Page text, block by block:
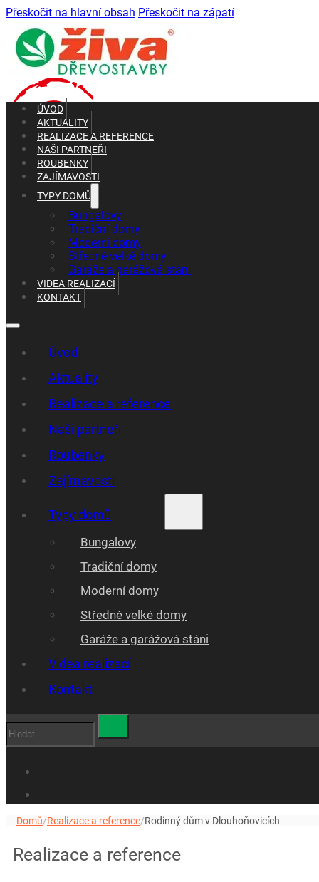
Přeskočit na hlavní obsah Přeskočit na zápatí
+420 602 661 287
+420 465 637 010
ÚVOD
AKTUALITY
REALIZACE A REFERENCE
NAŠI PARTNEŘI
ROUBENKY
ZAJÍMAVOSTI
TYPY DOMŮ
Bungalovy
Tradiční domy
Moderní domy
Středně velké domy
Garáže a garážová stáni
VIDEA REALIZACÍ
KONTAKT
Úvod
Aktuality
Realizace a reference
Naši partneři
Roubenky
Zajímavosti
Typy domů
Bungalovy
Tradiční domy
Moderní domy
Středně velké domy
Garáže a garážová stáni
Videa realizací
Kontakt
Hledat
Domů/Realizace a reference/Rodinný dům v Dlouhoňovicích
Realizace a reference